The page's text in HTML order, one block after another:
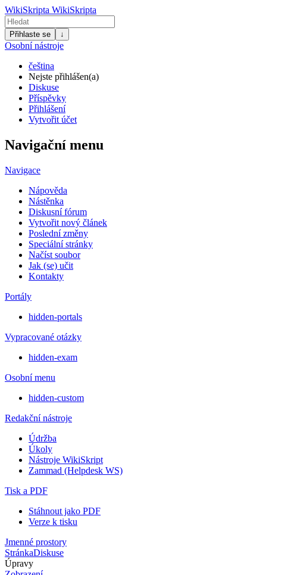
WikiSkripta WikiSkripta
Přihlaste se ↓
Osobní nástroje
čeština
Nejste přihlášen(a)
Diskuse
Příspěvky
Přihlášení
Vytvořit účet
Navigační menu
Navigace
Nápověda
Nástěnka
Diskusní fórum
Vytvořit nový článek
Poslední změny
Speciální stránky
Načíst soubor
Jak (se) učit
Kontakty
Portály
hidden-portals
Vypracované otázky
hidden-exam
Osobní menu
hidden-custom
Redakční nástroje
Údržba
Úkoly
Nástroje WikiSkript
Zammad (Helpdesk WS)
Tisk a PDF
Stáhnout jako PDF
Verze k tisku
Jmenné prostory
StránkaDiskuse
Úpravy